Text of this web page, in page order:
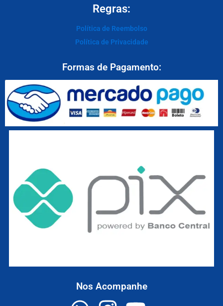
Regras:
Política de Reembolso
Política de Privacidade
Formas de Pagamento:
Nos Acompanhe